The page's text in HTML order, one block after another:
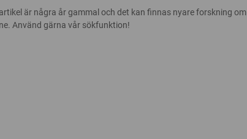
är några år gammal och det kan finnas nyare forskning om
Använd gärna vår sökfunktion!